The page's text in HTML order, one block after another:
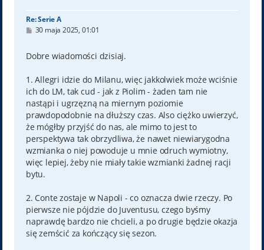
Re: Serie A
P
t
30 maja 2025, 01:01
Dobre wiadomości dzisiaj.
1. Allegri idzie do Milanu, więc jakkolwiek może wciśnie
ich do LM, tak cud - jak z Piolim - żaden tam nie
nastąpi i ugrzęzną na miernym poziomie
prawdopodobnie na dłuższy czas. Also ciężko uwierzyć,
że mógłby przyjść do nas, ale mimo to jest to
perspektywa tak obrzydliwa, że nawet niewiarygodna
wzmianka o niej powoduje u mnie odruch wymiotny,
więc lepiej, żeby nie miały takie wzmianki żadnej racji
bytu.
2. Conte zostaje w Napoli - co oznacza dwie rzeczy. Po
pierwsze nie pójdzie do Juventusu, czego byśmy
naprawdę bardzo nie chcieli, a po drugie będzie okazja
się zemścić za kończący się sezon.